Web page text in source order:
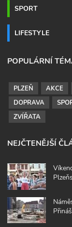
SPORT
LIFESTYLE
POPULÁRNÍ
PLZEŇ AKCE
DOPRAVA
ZVÍŘATA
NEJČTENĚJŠÍ